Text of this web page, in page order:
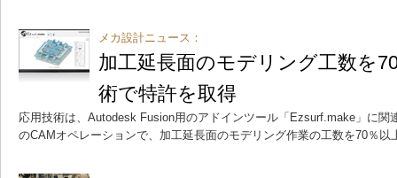
メカ設計ニュース：
加工延長面のモデリング工数を
術で特許を取得
応用技術は、Autodesk Fusion用のアドインツール「Ezsurf.make」に関
のCAMオペレーションで、加工延長面のモデリング作業の工数を70％以